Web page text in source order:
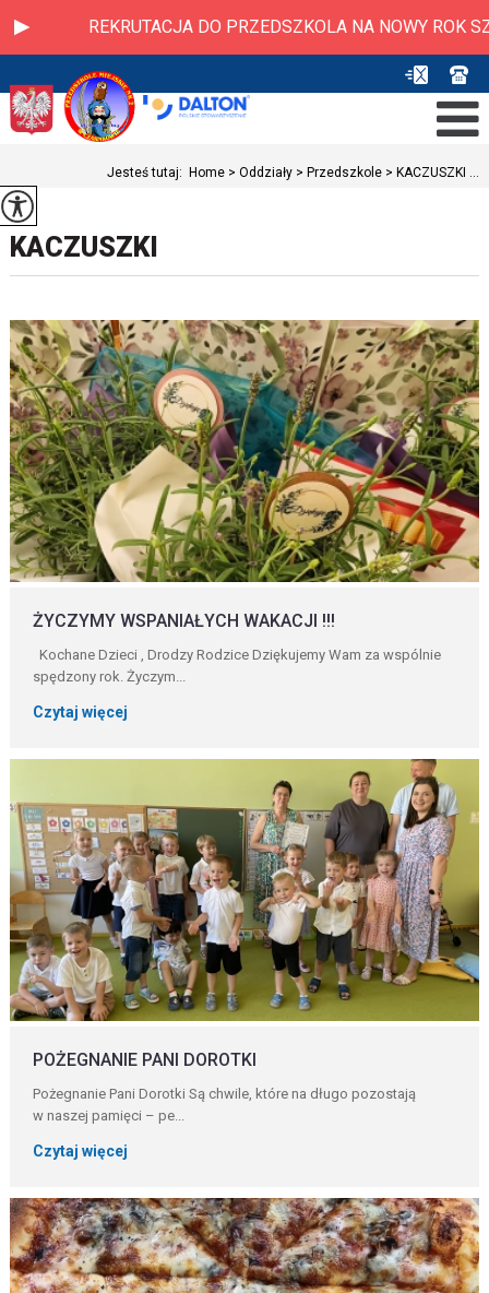
DO PRZEDSZKOLA NA NOWY ROK SZKOLNY
Jesteś tutaj: Home > Oddziały > Przedszkole > KACZUSZKI ...
KACZUSZKI
ŻYCZYMY WSPANIAŁYCH WAKACJI !!!
Kochane Dzieci , Drodzy Rodzice Dziękujemy Wam za wspólnie
spędzony rok. Życzym...
Czytaj więcej
POŻEGNANIE PANI DOROTKI
Pożegnanie Pani Dorotki Są chwile, które na długo pozostają
w naszej pamięci – pe...
Czytaj więcej